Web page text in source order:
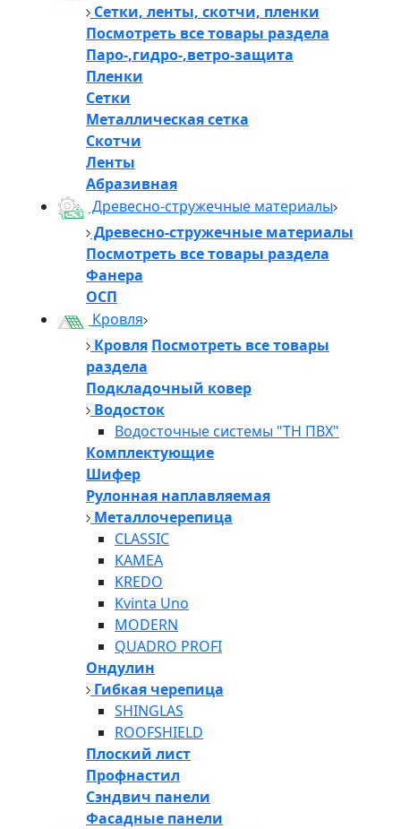
Сетки, ленты, скотчи, пленки
Посмотреть все товары раздела
Паро-,гидро-,ветро-защита
Пленки
Сетки
Металлическая сетка
Скотчи
Ленты
Абразивная
Древесно-стружечные материалы
Древесно-стружечные материалы
Посмотреть все товары раздела
Фанера
ОСП
Кровля
Кровля Посмотреть все товары
раздела
Подкладочный ковер
Водосток
Водосточные системы "ТН ПВХ"
Комплектующие
Шифер
Рулонная наплавляемая
Металлочерепица
CLASSIC
KAMEA
KREDO
Kvinta Uno
MODERN
QUADRO PROFI
Ондулин
Гибкая черепица
SHINGLAS
ROOFSHIELD
Плоский лист
Профнастил
Сэндвич панели
Фасадные панели